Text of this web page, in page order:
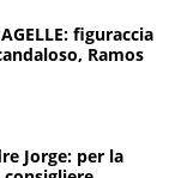
figuraccia
Ramos
Jorge: per la